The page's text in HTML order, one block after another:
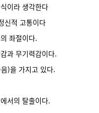
이라 생각한다
신적 고통이다
좌절이다.
과 무기력감이다.
)을 가지고 있다.
서의 탈출이다.